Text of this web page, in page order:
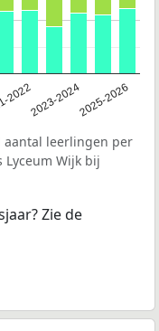
20222023-20242025-2026
aantal leerlingen per
Lyceum Wijk bij
Zie de